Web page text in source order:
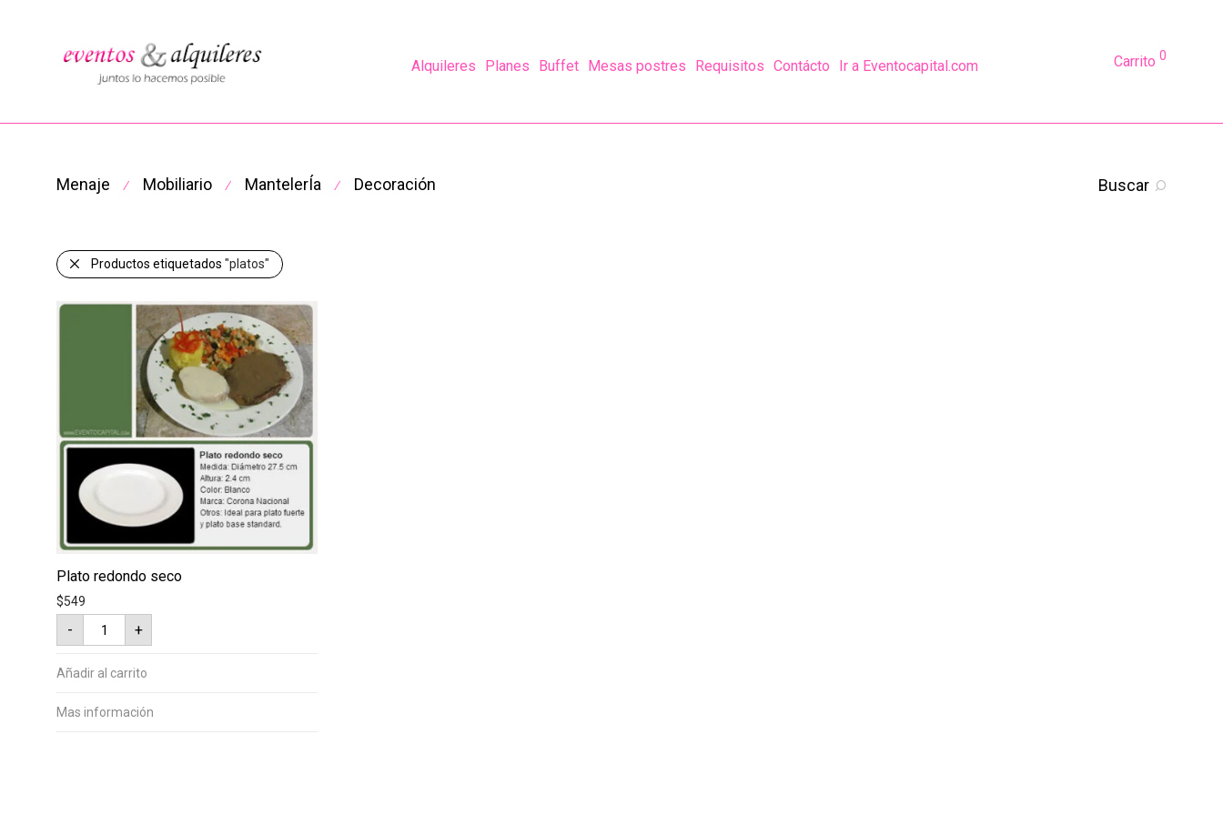
Alquileres Planes Buffet Mesas postres Requisitos Contácto Ir a Eventocapital.com Carrito 0
Buscar
Menaje ⁄ Mobiliario ⁄ MantelerÍa ⁄ Decoración
Productos etiquetados "platos"
Plato redondo seco
$549
-
Plato
redondo
seco
+
Añadir al carrito
Mas información